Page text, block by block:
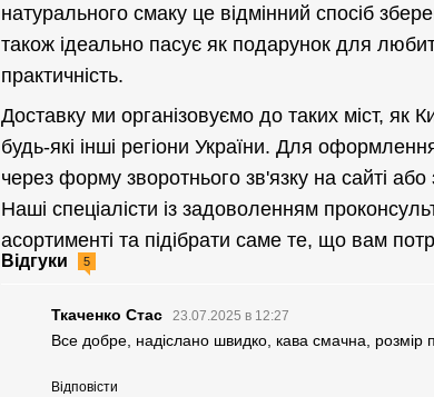
натурального смаку це відмінний спосіб
також ідеально пасує як подарунок для
практичність.
Доставку ми організовуємо до таких міст, як
будь-які інші регіони України. Для
через форму зворотнього зв'язку на сайті
Наші спеціалісти із задоволенням
асортименті та підібрати саме те, що вам
Відгуки 5
Ткаченко Стас 23.07.2025 в 12:27
Все добре, надіслано швидко, кава смачна, розмір
Відповісти